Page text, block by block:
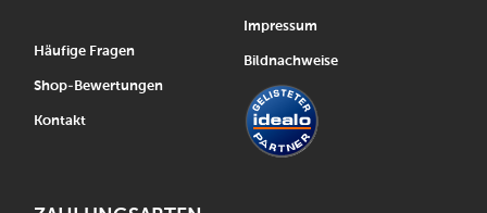
Häufige Fragen
Shop-Bewertungen
Kontakt
Impressum
Bildnachweise